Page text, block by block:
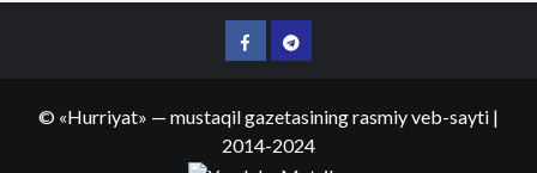
FacebookTelegram
© «Hurriyat» — mustaqil gazetasining rasmiy veb-sayti |
2014-2024